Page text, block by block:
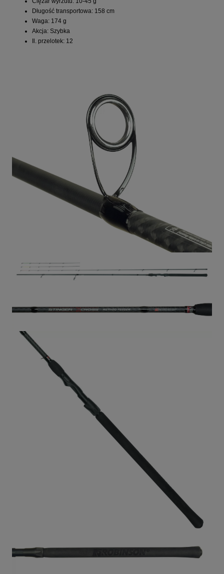
Długość transportowa: 158 cm
Waga: 174 g
Akcja: Szybka
Il. przelotek: 12